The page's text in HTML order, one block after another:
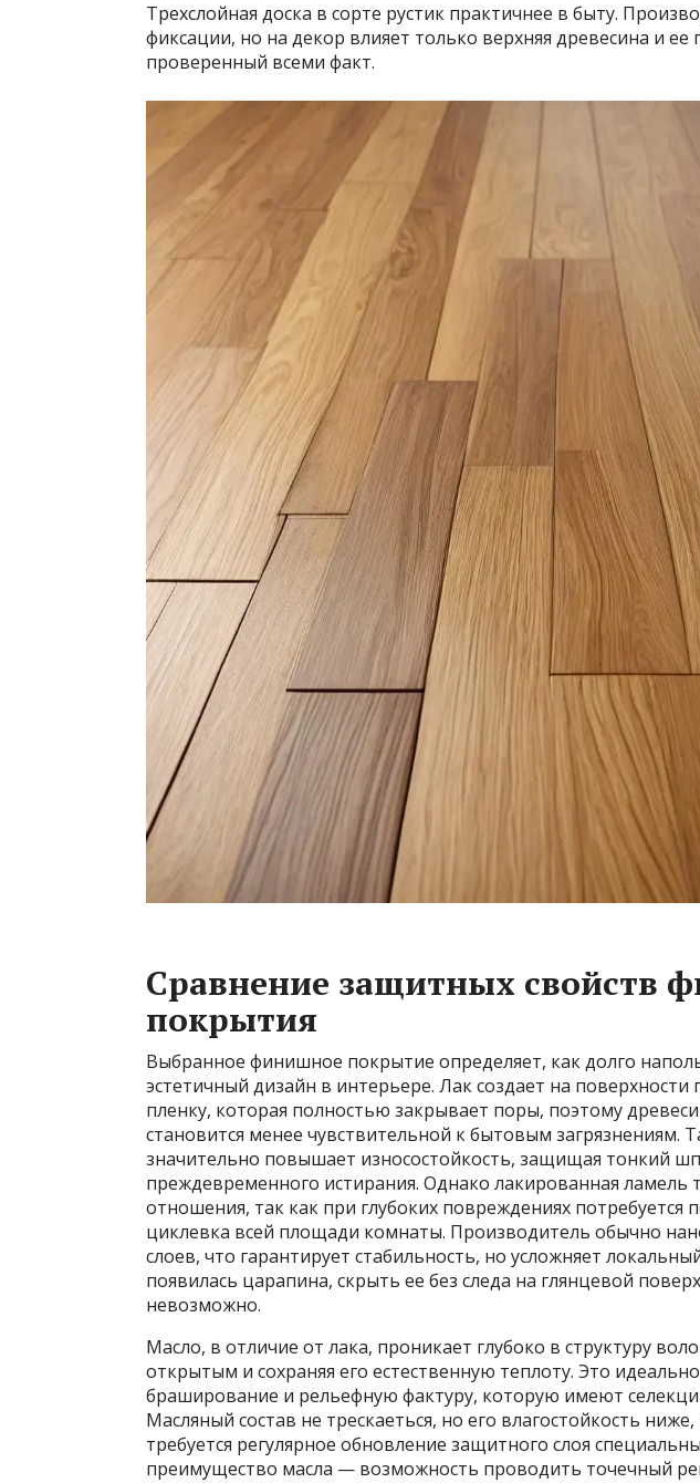
Трехслойная доска в сорте рустик практичнее в быту.
фиксации, но на декор влияет только верхняя древесина и ее
проверенный всеми факт.
Сравнение защитных свойств
покрытия
Выбранное финишное покрытие определяет, как долго
эстетичный дизайн в интерьере. Лак создает на
пленку, которая полностью закрывает поры, поэтому
становится менее чувствительной к бытовым загрязнениям.
значительно повышает износостойкость, защищая тонкий
преждевременного истирания. Однако лакированная ламель
отношения, так как при глубоких повреждениях потребуется
циклевка всей площади комнаты. Производитель обычно
слоев, что гарантирует стабильность, но усложняет
появилась царапина, скрыть ее без следа на глянцевой
невозможно.
Масло, в отличие от лака, проникает глубоко в структуру
открытым и сохраняя его естественную теплоту. Это
браширование и рельефную фактуру, которую имеют
Масляный состав не трескаеться, но его влагостойкость
требуется регулярное обновление защитного слоя
преимущество масла — возможность проводить точечный